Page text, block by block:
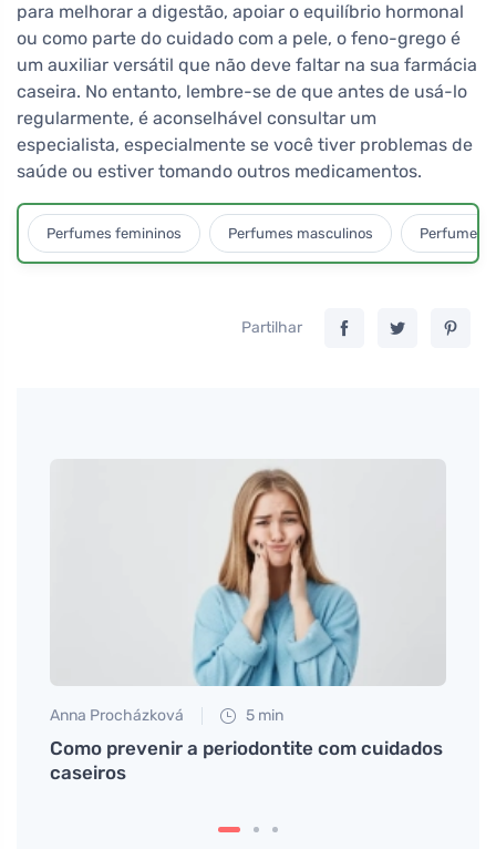
para melhorar a digestão, apoiar o equilíbrio hormonal
ou como parte do cuidado com a pele, o feno-grego é
um auxiliar versátil que não deve faltar na sua farmácia
caseira. No entanto, lembre-se de que antes de usá-lo
regularmente, é aconselhável consultar um
especialista, especialmente se você tiver problemas de
saúde ou estiver tomando outros medicamentos.
Perfumes femininos Perfumes masculinos Perfumes
Partilhar
Anna Procházková 5 min
Como prevenir a periodontite com cuidados
caseiros